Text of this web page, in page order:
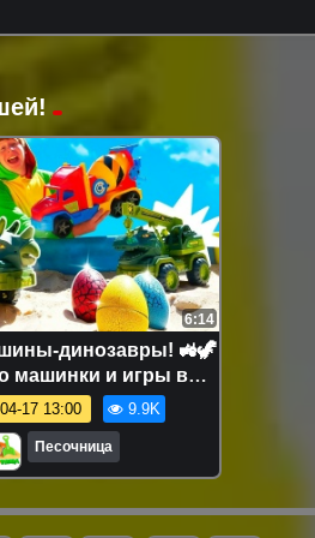
6:14
динозавры! 🚜🦖
машинки и игры в
для детей
17 13:00 9.9K
Песочница